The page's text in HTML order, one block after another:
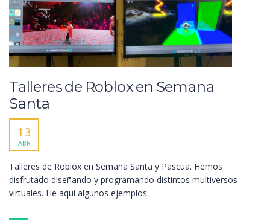
Talleres de Roblox en Semana
Santa
13
ABR
Talleres de Roblox en Semana Santa y Pascua. Hemos
disfrutado diseñando y programando distintos multiversos
virtuales. He aquí algunos ejemplos.